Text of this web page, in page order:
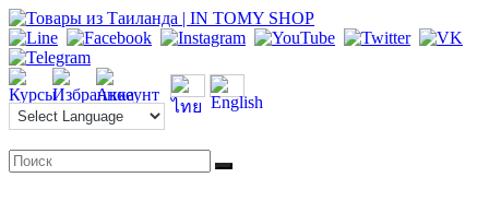
Перейти
к
содержимому